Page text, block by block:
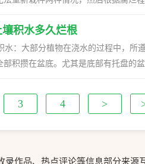
的部分剪除，然后将一部分的枝条
口处涂抹一些草木灰，能够加速伤口
就可能需要舍弃植株。 加强管理：
伤口消毒，或用干净的草木灰敷贴创
用干净的湿沙填好，再加添新的栽
积的修剪。 5.在植株恢复生长的过
根部泥土，用利刀将腐烂的部分全部
创口涂抹木炭灰以防腐防感染，之后
积水多久烂根
：大部分植物在浇水的过程中，所
积攒在盆底。尤其是底部有托盘的
花盆的空隙太小：底托与花盆之间的
的情况。可以用瓶盖或者较平整的小
是盆远远大于植株，盆土就会长期处
3 4 >
录作品、热点评论等信息部分来源